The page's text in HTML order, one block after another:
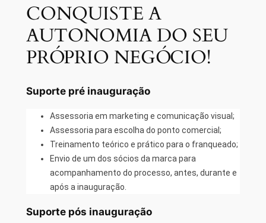
CONQUISTE A
AUTONOMIA DO SEU
PRÓPRIO NEGÓCIO!
Suporte pré inauguração
Assessoria em marketing e comunicação visual;
Assessoria para escolha do ponto comercial;
Treinamento teórico e prático para o franqueado;
Envio de um dos sócios da marca para
acompanhamento do processo, antes, durante e
após a inauguração.
Suporte pós inauguração